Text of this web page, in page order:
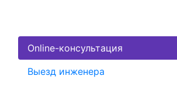
Online-консультация
Выезд инженера